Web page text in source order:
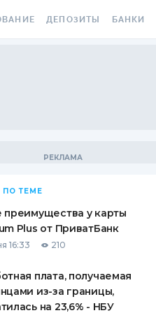
ВИНЬЕТКА
СОТРУДНИКОВ
ОТ
СЛУЧАЕВ
ДЕПОЗИТЫ
ВОПРОСЫ И ОТВЕТЫ
ПУТЕВОДИТЕЛИ ПО
БАНКИ
ПО ТЕМЕ
преимущества у карты
Plus от ПриватБанк
16:33 210
плата, получаемая
из-за границы,
на 23,6% - НБУ